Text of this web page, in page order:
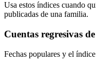
Usa estos índices cuando
publicadas de una familia.
Cuentas regresivas
Fechas populares y el